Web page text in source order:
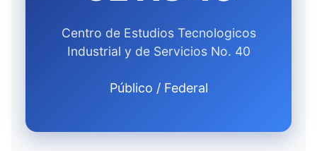
Centro de Estudios Tecnologicos
Industrial y de Servicios No. 40
Público / Federal